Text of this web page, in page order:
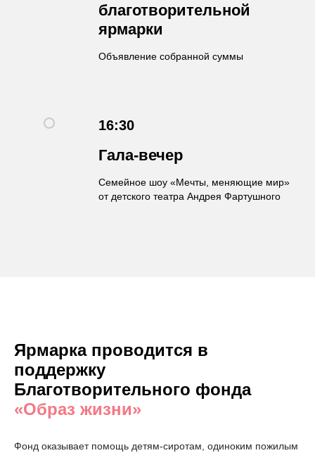
благотворительной
ярмарки
Объявление собранной суммы
16:30
Гала-вечер
Семейное шоу «Мечты, меняющие мир»
от детского театра Андрея Фартушного
Ярмарка проводится в
поддержку
Благотворительного фонда
«Образ жизни»
Фонд оказывает помощь детям-сиротам, одиноким пожилым